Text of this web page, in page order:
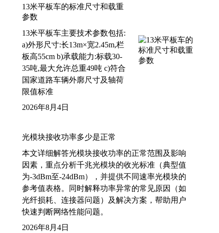
13米平板车的标准尺寸和载重
参数
13米平板车主要技术参数包括:
a)外形尺寸:长13m×宽2.45m,栏
板高55cm b)承载能力:标载30-
35吨,最大允许总重49吨 c)符合
国家道路车辆外廓尺寸及轴荷
限值标准
2026年8月4日
光模块接收功率多少是正常
本文详细解答光模块接收功率的正常范围及影响
因素，重点分析千兆光模块的收光标准（典型值
为-3dBm至-24dBm），并提供不同速率光模块的
参考值表格。同时解释功率异常的常见原因（如
光纤损耗、连接器问题）及解决方案，帮助用户
快速判断网络性能问题。
2026年8月4日